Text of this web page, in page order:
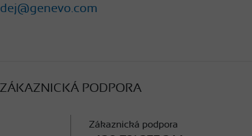
ZÁKAZNICKÁ PODPORA
Zákaznická podpora